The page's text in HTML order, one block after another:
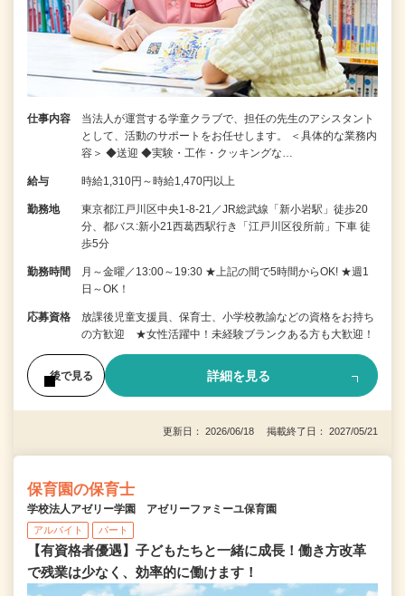
仕事内容
当法人が運営する学童クラブで、担任の先生のアシスタント
として、活動のサポートをお任せします。 ＜具体的な業務内
容＞ ◆送迎 ◆実験・工作・クッキングな…
給与 時給1,310円～時給1,470円以上
勤務地
東京都江戸川区中央1-8-21／JR総武線「新小岩駅」徒歩20
分、都バス:新小21西葛西駅行き「江戸川区役所前」下車 徒
歩5分
勤務時間
月～金曜／13:00～19:30 ★上記の間で5時間からOK! ★週1
日～OK！
応募資格
放課後児童支援員、保育士、小学校教諭などの資格をお持ち
の方歓迎 ★女性活躍中！未経験ブランクある方も大歓迎！
後で見る 詳細を見る
更新日： 2026/06/18 掲載終了日： 2027/05/21
保育園の保育士
学校法人アゼリー学園 アゼリーファミーユ保育園
アルバイト パート
【有資格者優遇】子どもたちと一緒に成長！働き方改革
で残業は少なく、効率的に働けます！